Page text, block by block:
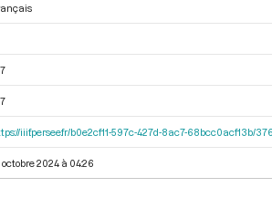
iiif.persee.fr/b0e2cf11-597c-427d-8ac7-68bcc0acf13b/
octobre 2024 à 04:26